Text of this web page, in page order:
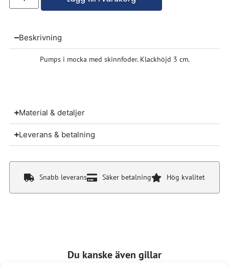
Beskrivning
Pumps i mocka med skinnfoder. Klackhöjd 3 cm.
Material & detaljer
Leverans & betalning
Snabb leverans Säker betalning Hög kvalitet
Du kanske även gillar